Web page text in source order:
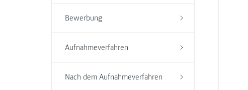
Bewerbung
Aufnahmeverfahren
Nach dem Aufnahmeverfahren